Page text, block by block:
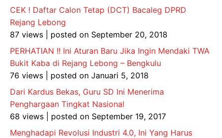
CEK ! Daftar Calon Tetap (DCT) Bacaleg DPRD
Rejang Lebong
87 views
posted on September 20, 2018
PERHATIAN !! Ini Aturan Baru Jika Ingin Mendaki TWA
Bukit Kaba di Rejang Lebong – Bengkulu
76 views
posted on Januari 5, 2018
Dari Kardus Bekas, Guru SD Ini Menerima
Penghargaan Tingkat Nasional
68 views
posted on September 19, 2017
Menghadapi Revolusi Industri 4.0, Ini Yang Harus